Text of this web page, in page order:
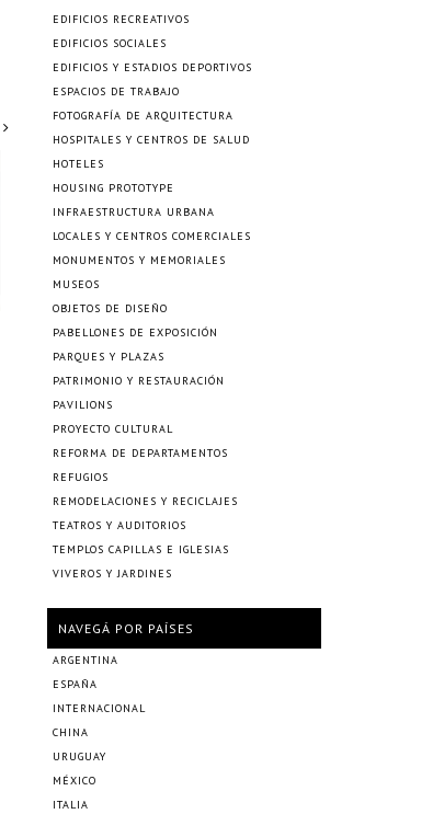
EDIFICIOS RECREATIVOS
EDIFICIOS SOCIALES
EDIFICIOS Y ESTADIOS DEPORTIVOS
ESPACIOS DE TRABAJO
FOTOGRAFÍA DE ARQUITECTURA
HOSPITALES Y CENTROS DE SALUD
HOTELES
HOUSING PROTOTYPE
INFRAESTRUCTURA URBANA
LOCALES Y CENTROS COMERCIALES
MONUMENTOS Y MEMORIALES
MUSEOS
OBJETOS DE DISEÑO
PABELLONES DE EXPOSICIÓN
PARQUES Y PLAZAS
PATRIMONIO Y RESTAURACIÓN
PAVILIONS
PROYECTO CULTURAL
REFORMA DE DEPARTAMENTOS
REFUGIOS
REMODELACIONES Y RECICLAJES
TEATROS Y AUDITORIOS
TEMPLOS CAPILLAS E IGLESIAS
VIVEROS Y JARDINES
NAVEGÁ POR PAÍSES
ARGENTINA
ESPAÑA
INTERNACIONAL
CHINA
URUGUAY
MÉXICO
ITALIA